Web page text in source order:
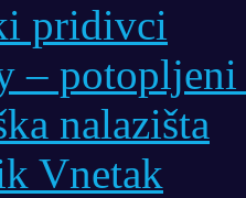
pridivci
–
nalazišta
Vnetak